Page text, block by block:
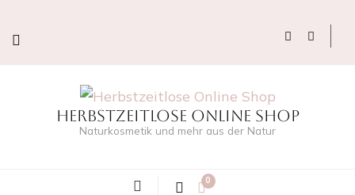
Herbstzeitlose Online Shop
Naturkosmetik und mehr aus der Natur
0